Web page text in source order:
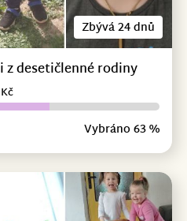
Zbývá 24 dnů
z desetičlenné rodiny
Vybráno 63 %